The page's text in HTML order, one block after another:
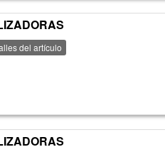
del artículo